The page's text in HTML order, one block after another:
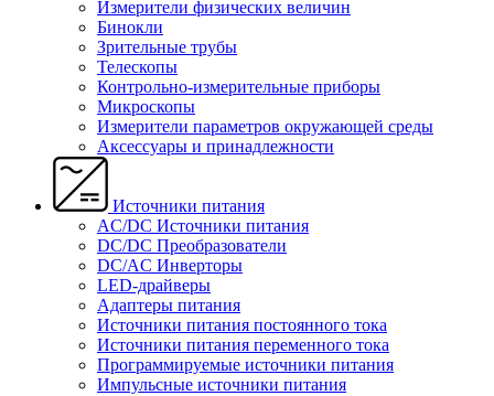
Измерители физических величин
Бинокли
Зрительные трубы
Телескопы
Контрольно-измерительные приборы
Микроскопы
Измерители параметров окружающей среды
Аксессуары и принадлежности
Источники питания
AC/DC Источники питания
DC/DC Преобразователи
DC/AC Инверторы
LED-драйверы
Адаптеры питания
Источники питания постоянного тока
Источники питания переменного тока
Программируемые источники питания
Импульсные источники питания